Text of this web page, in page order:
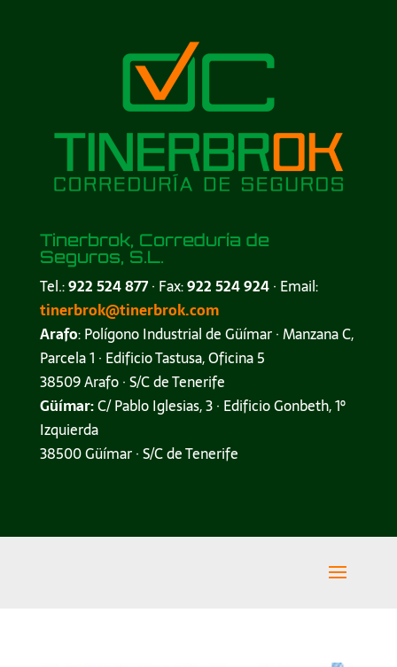
Tinerbrok, Correduría de
Seguros, S.L.
Tel.:922 524 877· Fax:922 524 924· Email:
tinerbrok@tinerbrok.com
Arafo: Polígono Industrial de Güímar · Manzana C,
Parcela 1 · Edificio Tastusa, Oficina 5
38509 Arafo · S/C de Tenerife
Güímar:C/ Pablo Iglesias, 3 · Edificio Gonbeth, 1º
Izquierda
38500 Güímar · S/C de Tenerife